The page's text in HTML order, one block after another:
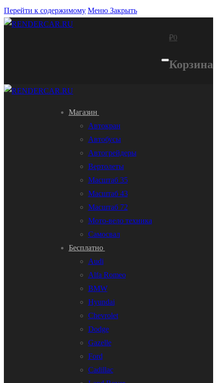
Перейти к содержимому Меню Закрыть
₽0
Корзина
Магазин
Автокран
Автобусы
Автогрейдеры
Вертолеты
Масштаб 35
Масштаб 43
Масштаб 72
Мото-вело техника
Самосвал
Бесплатно
Audi
Alfa Romeo
BMW
Hyundai
Chevrolet
Dodge
Gazelle
Ford
Cadillac